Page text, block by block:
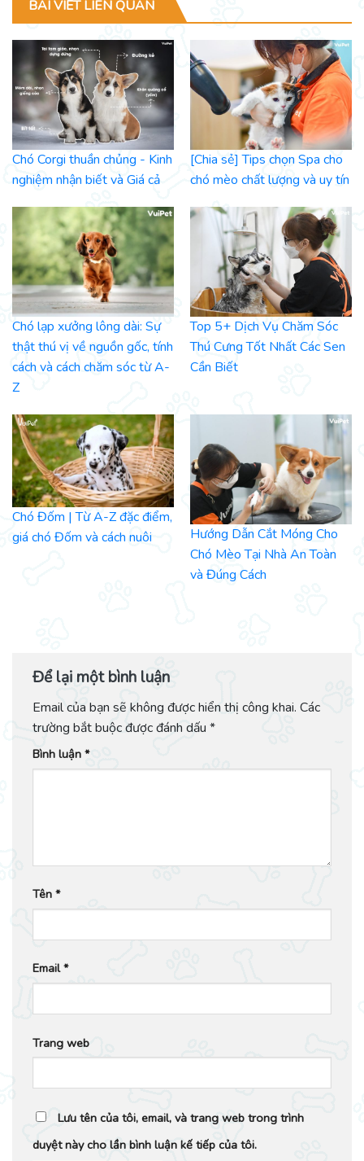
BÀI VIẾT LIÊN QUAN
Chó Corgi thuần chủng - Kinh
nghiệm nhận biết và Giá cả
[Chia sẻ] Tips chọn Spa cho
chó mèo chất lượng và uy tín
Chó lạp xưởng lông dài: Sự
thật thú vị về nguồn gốc, tính
cách và cách chăm sóc từ A-
Z
Top 5+ Dịch Vụ Chăm Sóc
Thú Cưng Tốt Nhất Các Sen
Cần Biết
Chó Đốm | Từ A-Z đặc điểm,
giá chó Đốm và cách nuôi
Hướng Dẫn Cắt Móng Cho
Chó Mèo Tại Nhà An Toàn
và Đúng Cách
Để lại một bình luận
Email của bạn sẽ không được hiển thị công khai. Các
trường bắt buộc được đánh dấu *
Bình luận *
Tên *
Email*
Trang web
Lưu tên của tôi, email, và trang web trong trình
duyệt này cho lần bình luận kế tiếp của tôi.